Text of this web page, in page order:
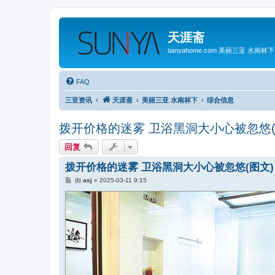
天涯斋
tianyahome.com 美丽三亚 水南林下
FAQ
三亚资讯 天涯斋 美丽三亚 水南林下 综合信息
拨开价格的迷雾 卫浴黑洞大小心被忽悠
回复
拨开价格的迷雾 卫浴黑洞大小心被忽悠(图文)
帖
由 asj » 2025-03-11 9:15